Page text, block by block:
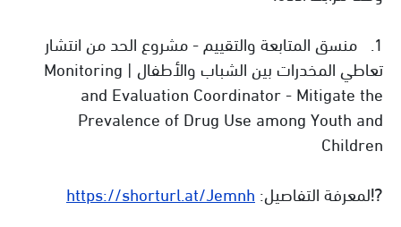
1. منسق المتابعة والتقييم - مشروع الحد من انتشار
تعاطي المخدرات بين الشباب والأطفال | Monitoring
and Evaluation Coordinator - Mitigate the
Prevalence of Drug Use among Youth and
Children
⁉لمعرفة التفاصيل: https://shorturl.at/Jemnh